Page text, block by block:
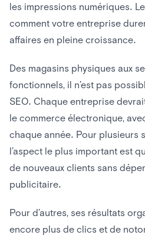
les impressions numériques.
comment votre entreprise
affaires en pleine croissance.
Des magasins physiques aux
fonctionnels, il n’est pas
SEO. Chaque entreprise
le commerce électronique,
chaque année. Pour plusieurs
l’aspect le plus important est
de nouveaux clients sans
publicitaire.
Pour d’autres, ses résultats
encore plus de clics et de